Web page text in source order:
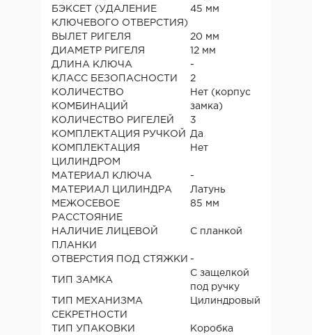
БЭКСЕТ (УДАЛЕНИЕ
КЛЮЧЕВОГО ОТВЕРСТИЯ)
45 мм
ВЫЛЕТ РИГЕЛЯ
20 мм
ДИАМЕТР РИГЕЛЯ
12 мм
ДЛИНА КЛЮЧА
-
КЛАСС БЕЗОПАСНОСТИ
2
КОЛИЧЕСТВО
КОМБИНАЦИЙ
Нет (корпус
замка)
КОЛИЧЕСТВО РИГЕЛЕЙ
3
КОМПЛЕКТАЦИЯ РУЧКОЙ
Да
КОМПЛЕКТАЦИЯ
ЦИЛИНДРОМ
Нет
МАТЕРИАЛ КЛЮЧА
-
МАТЕРИАЛ ЦИЛИНДРА
Латунь
МЕЖОСЕВОЕ
РАССТОЯНИЕ
85 мм
НАЛИЧИЕ ЛИЦЕВОЙ
ПЛАНКИ
С планкой
ОТВЕРСТИЯ ПОД СТЯЖКИ -
ТИП ЗАМКА
С защелкой
под ручку
ТИП МЕХАНИЗМА
СЕКРЕТНОСТИ
Цилиндровый
ТИП УПАКОВКИ Коробка